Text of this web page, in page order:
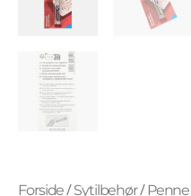
Forside/Sytilbehør/Penne